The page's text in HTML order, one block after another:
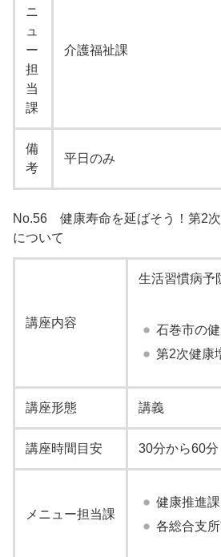
ニ
ュ
ー
担
当
課
介護福祉課
備
考
平日のみ
No.56 健康寿命を延ばそう！第2
について
講座内容
生活習慣病予
石巻市の
第2次健康
講座形態 講義
講座時間目安 30分から60分
メニュー担当課
健康推進課
各総合支